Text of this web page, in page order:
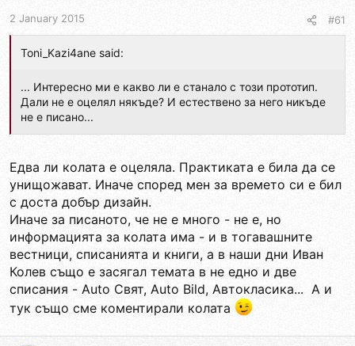
a
r
t
e
2 January 2015 #61
Toni_Kazi4ane said:
... Интересно ми е какво ли е станало с този прототип.
Дали не е оцелял някъде? И естествено за него никъде
не е писано...
Едва ли колата е оцеляла. Практиката е била да се
унищожават. Иначе според мен за времето си е бил
с доста добър дизайн.
Иначе за писаното, че не е много - не е, но
информацията за колата има - и в тогавашните
вестници, списанията и книги, а в наши дни Иван
Колев също е засягал темата в не едно и две
списания - Auto Свят, Auto Bild, Автокласика... А и
тук също сме коментирали колата